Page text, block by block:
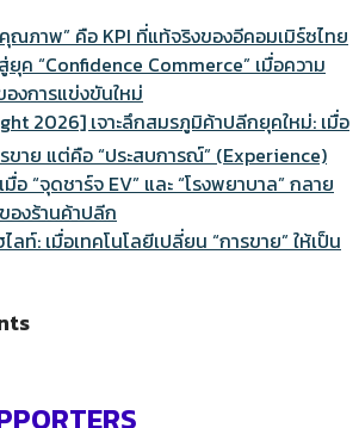
ณภาพ” คือ KPI ที่แท้จริงของอีคอมเมิร์ซไทย
ยุค “Confidence Commerce” เมื่อความ
งการแข่งขันใหม่
2026] เจาะลึกสมรภูมิค้าปลีกยุคใหม่: เมื่อ
ขาย แต่คือ “ประสบการณ์” (Experience)
อ “จุดชาร์จ EV” และ “โรงพยาบาล” กลาย
องร้านค้าปลีก
ไลท์: เมื่อเทคโนโลยีเปลี่ยน “การขาย” ให้เป็น